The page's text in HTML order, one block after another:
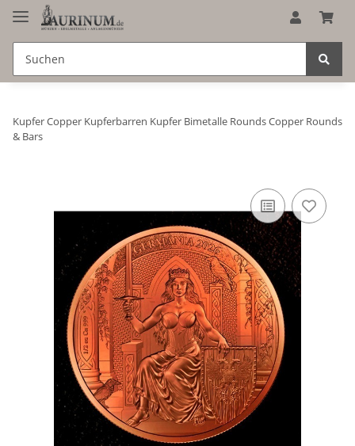
Kupfer Copper Kupferbarren Kupfer Bimetalle Rounds Copper Rounds
& Bars